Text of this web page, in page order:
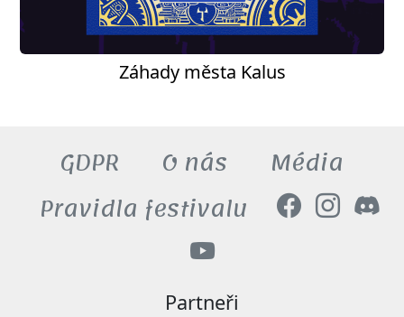
Záhady města Kalus
GDPR O nás
Média
Pravidla festivalu
Partneři